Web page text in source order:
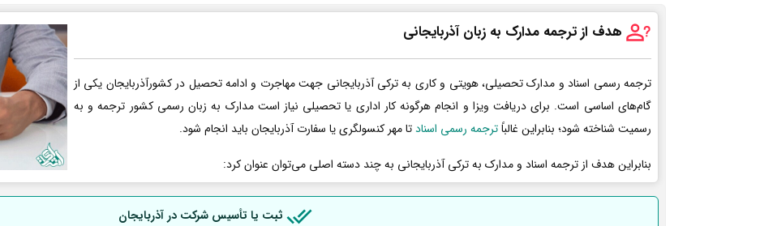
هدف از ترجمه مدارک به زبان آذربایجانی
ترجمه رسمی اسناد و مدارک تحصیلی، هویتی و کاری به ترکی آذربایجانی جهت مهاجرت و ادامه تحصیل در کشورآذربایجان یکی از
گام‌های اساسی است. برای دریافت ویزا و انجام هرگونه کار اداری یا تحصیلی نیاز است مدارک به زبان رسمی کشور ترجمه و به
رسمیت شناخته شود؛ بنابراین غالباًترجمه رسمی اسنادتا مهر کنسولگری یا سفارت آذربایجان باید انجام شود.
بنابراین هدف از ترجمه اسناد و مدارک به ترکی آذربایجانی به چند دسته اصلی می‌توان عنوان کرد:
ثبت یا تأسیس شرکت در آذربایجان